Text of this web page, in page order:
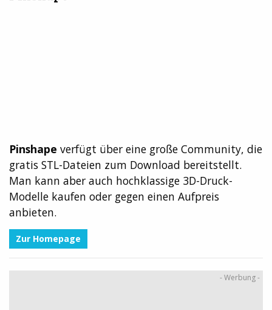
Pinshape verfügt über eine große Community, die
gratis STL-Dateien zum Download bereitstellt.
Man kann aber auch hochklassige 3D-Druck-
Modelle kaufen oder gegen einen Aufpreis
anbieten.
Zur Homepage